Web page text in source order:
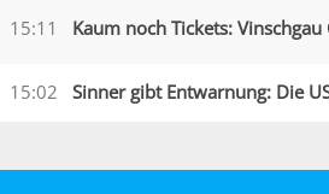
15:11 Kaum noch Tickets:
15:02 Sinner gibt Entwarnung: Die